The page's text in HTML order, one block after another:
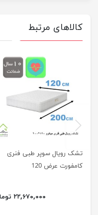
کالاهای مرتبط
تشک رویال سوپر طبی فنری
کامفورت عرض 120
۲۲,۶۷۰,۰۰۰ تومان
previus